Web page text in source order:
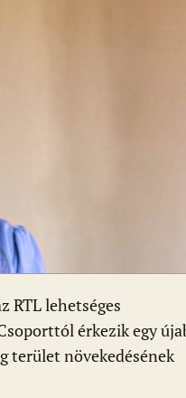
RTL lehetséges
érkezik egy
terület növekedésének